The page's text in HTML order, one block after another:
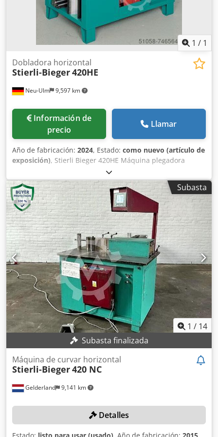
1 / 1
Neu-Ulm 9,597 km
Dobladora horizontal
Stierli-Bieger420HE
Información de
precio
Llamar
Año de fabricación: 2024, Estado: como nuevo (artículo de
exposición), Stierli Bieger 420HE Máquina plegadora
horizontal, con fuerza de plegado de 42 toneladas altura
de la herramienta de 200 mm carrera de 0 a 310 mm,
ajustable de forma continua capacidad de plegado de 200
x 24 mm, acero St40 capacidad de enderezamiento para
HEB180 Chjdpfsid Izkjx Angea programa de plegado y
enderezamiento mediante selector máquina de exhibición,
año de fabricación 2024, incluye pulsador de mano y pedal
mesa de la máquina resistente al desgaste máquina en
condiciones como nueva
Subasta
1 / 14
Subasta finalizada
Gelderland 9,141 km
Máquina de curvar horizontal
Stierli-Bieger420 NC
Detalles